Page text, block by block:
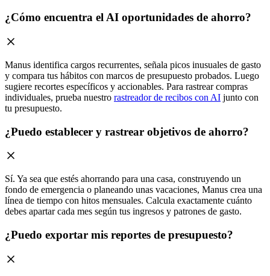
¿Cómo encuentra el AI oportunidades de ahorro?
Manus identifica cargos recurrentes, señala picos inusuales de gasto
y compara tus hábitos con marcos de presupuesto probados. Luego
sugiere recortes específicos y accionables. Para rastrear compras
individuales, prueba nuestro rastreador de recibos con AI junto con
tu presupuesto.
¿Puedo establecer y rastrear objetivos de ahorro?
Sí. Ya sea que estés ahorrando para una casa, construyendo un
fondo de emergencia o planeando unas vacaciones, Manus crea una
línea de tiempo con hitos mensuales. Calcula exactamente cuánto
debes apartar cada mes según tus ingresos y patrones de gasto.
¿Puedo exportar mis reportes de presupuesto?